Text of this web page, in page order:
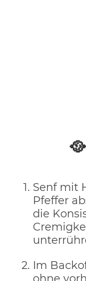
Senf mit
Pfeffer
die
Im